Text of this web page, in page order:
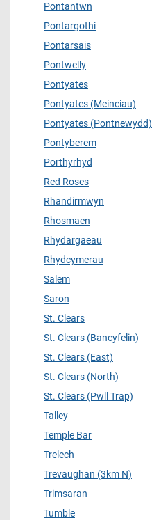
Pontantwn
Pontargothi
Pontarsais
Pontwelly
Pontyates
Pontyates (Meinciau)
Pontyates (Pontnewydd)
Pontyberem
Porthyrhyd
Red Roses
Rhandirmwyn
Rhosmaen
Rhydargaeau
Rhydcymerau
Salem
Saron
St. Clears
St. Clears (Bancyfelin)
St. Clears (East)
St. Clears (North)
St. Clears (Pwll Trap)
Talley
Temple Bar
Trelech
Trevaughan (3km N)
Trimsaran
Tumble